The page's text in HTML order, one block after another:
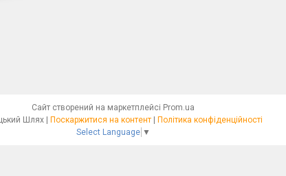
Сайт створений на маркетплейсі Prom.ua
ВД Чумацький Шлях | Поскаржитися на контент | Політика конфіденційності
Select Language ▼